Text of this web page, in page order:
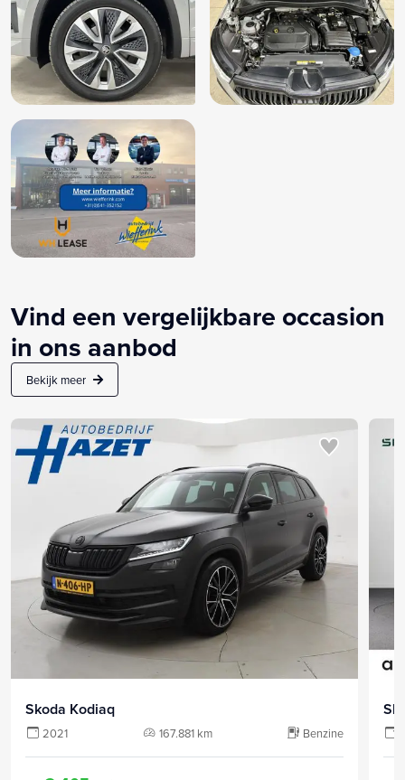
Vind een vergelijkbare occasion
in ons aanbod
Bekijk meer
Skoda Kodiaq
2021 167.881 km Benzine